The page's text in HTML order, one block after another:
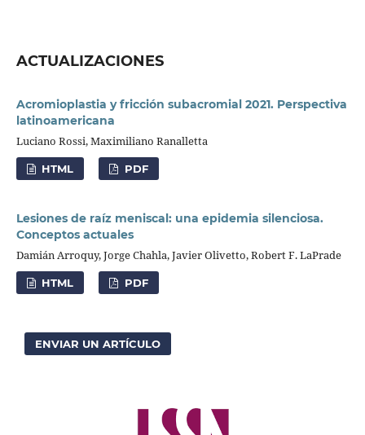
ACTUALIZACIONES
Acromioplastia y fricción subacromial 2021. Perspectiva
latinoamericana
Luciano Rossi, Maximiliano Ranalletta
HTML PDF
Lesiones de raíz meniscal: una epidemia silenciosa.
Conceptos actuales
Damián Arroquy, Jorge Chahla, Javier Olivetto, Robert F. LaPrade
HTML PDF
ENVIAR UN ARTÍCULO